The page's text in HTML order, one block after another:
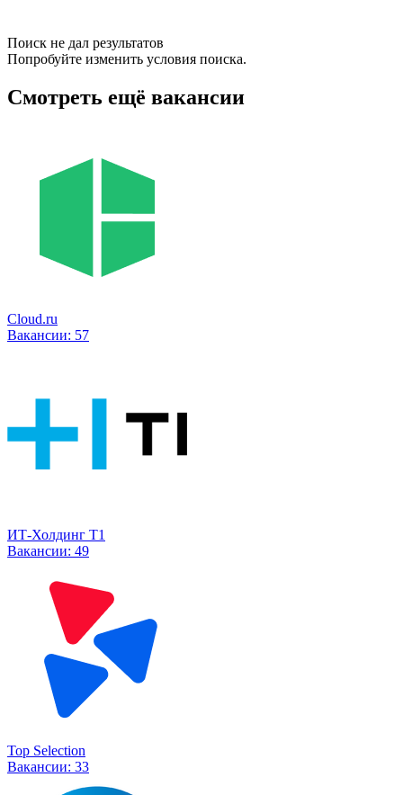
Поиск не дал результатов
Попробуйте изменить условия поиска.
Смотреть ещё вакансии
Cloud.ru
Вакансии: 57
ИТ-Холдинг Т1
Вакансии: 49
Top Selection
Вакансии: 33